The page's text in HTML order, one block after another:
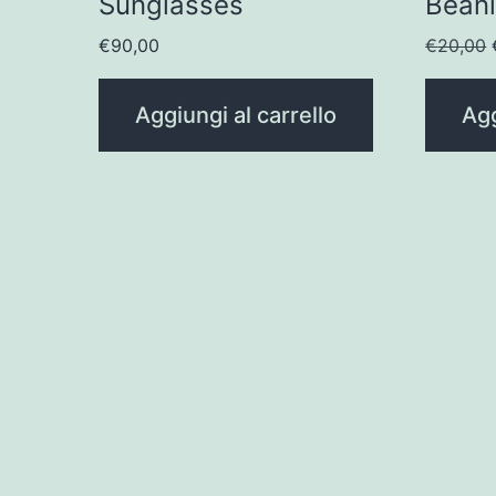
€90,00
Aggiungi al carrello
€20,00